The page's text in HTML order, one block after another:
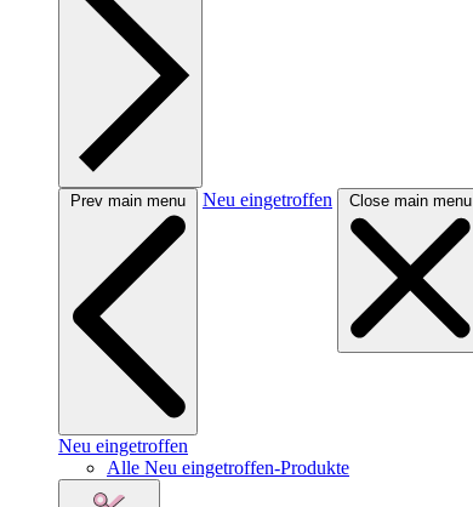
Prev main menu Neu eingetroffen Close main menu
Neu eingetroffen
Alle Neu eingetroffen-Produkte